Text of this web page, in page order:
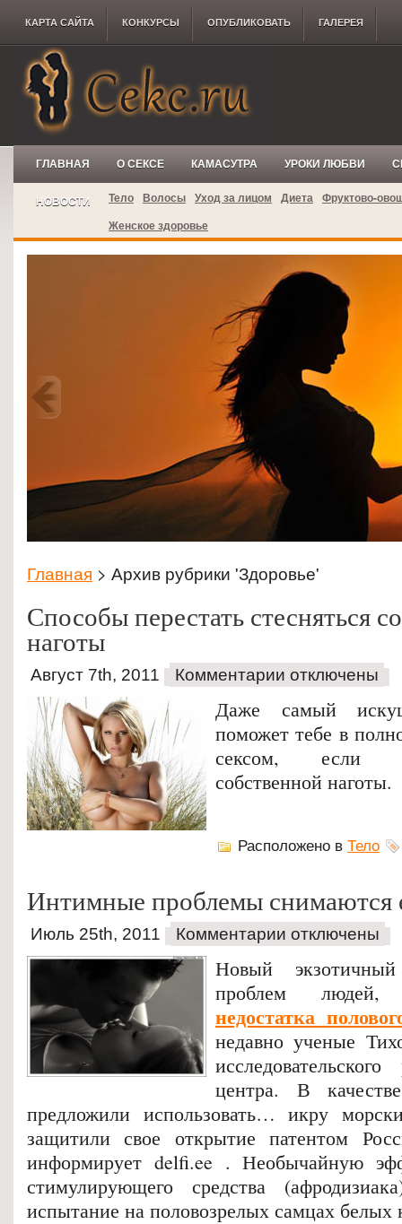
КАРТА САЙТА КОНКУРCЫ ОПУБЛИКОВАТЬ ГАЛЕРЕЯ
ГЛАВНАЯ О СЕКСЕ КАМАСУТРА УРОКИ ЛЮБВИ
НОВОСТИ Тело Волосы Уход за лицом Диета Фруктово-
Женское здоровье
Главная > Архив рубрики 'Здоровье'
Способы перестать стесняться
наготы
Август 7th, 2011 Комментарии отключены
Даже самый
поможет тебе в
сексом, если
собственной наготы.
Расположено в Тело
Интимные проблемы снимаются
Июль 25th, 2011 Комментарии отключены
Новый
проблем
недостатка
недавно ученые
исследовательского
центра. В
предложили использовать… икру
защитили свое открытие патентом
информирует delfi.ee . Необычайную
стимулирующего средства
испытание на половозрелых самцах белых